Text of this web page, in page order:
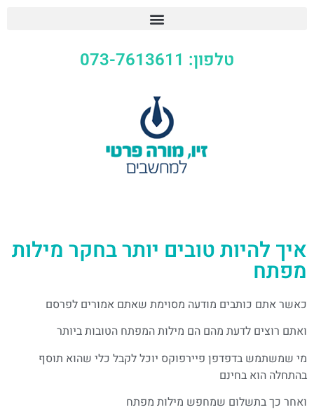
טלפון: 073-7613611
איך להיות טובים יותר בחקר מילות
מפתח
כאשר אתם כותבים מודעה מסוימת שאתם אמורים לפרסם
ואתם רוצים לדעת מהם הם מילות המפתח הטובות ביותר
מי שמשתמש בדפדפן פיירפוקס יוכל לקבל כלי שהוא תוסף
בהתחלה הוא בחינם
ואחר כך בתשלום שמחפש מילות מפתח